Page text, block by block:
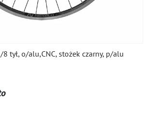
tył, o/alu,CNC, stożek czarny, p/alu